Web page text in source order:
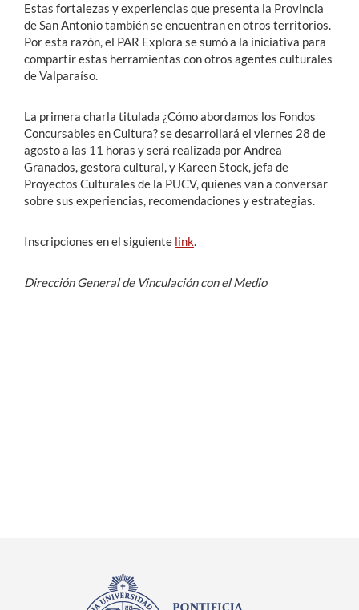
Estas fortalezas y experiencias que presenta la Provincia
de San Antonio también se encuentran en otros territorios.
Por esta razón, el PAR Explora se sumó a la iniciativa para
compartir estas herramientas con otros agentes culturales
de Valparaíso.
La primera charla titulada ¿Cómo abordamos los Fondos
Concursables en Cultura? se desarrollará el viernes 28 de
agosto a las 11 horas y será realizada por Andrea
Granados, gestora cultural, y Kareen Stock, jefa de
Proyectos Culturales de la PUCV, quienes van a conversar
sobre sus experiencias, recomendaciones y estrategias.
Inscripciones en el siguiente link.
Dirección General de Vinculación con el Medio